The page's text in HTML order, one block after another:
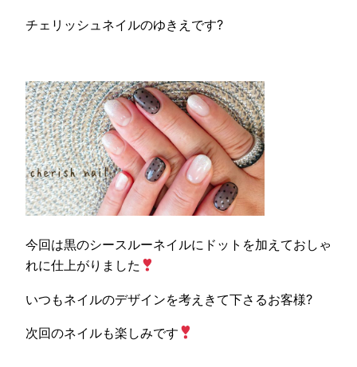
チェリッシュネイルのゆきえです?
今回は黒のシースルーネイルにドットを加えておしゃ
れに仕上がりました
いつもネイルのデザインを考えきて下さるお客様?
次回のネイルも楽しみです